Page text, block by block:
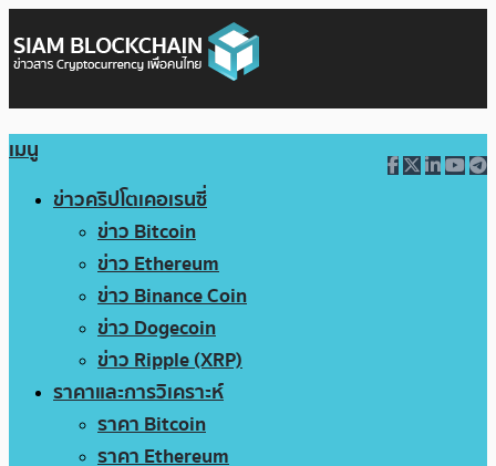
เมนู
ข่าวคริปโตเคอเรนซี่
ข่าว Bitcoin
ข่าว Ethereum
ข่าว Binance Coin
ข่าว Dogecoin
ข่าว Ripple (XRP)
ราคาและการวิเคราะห์
ราคา Bitcoin
ราคา Ethereum